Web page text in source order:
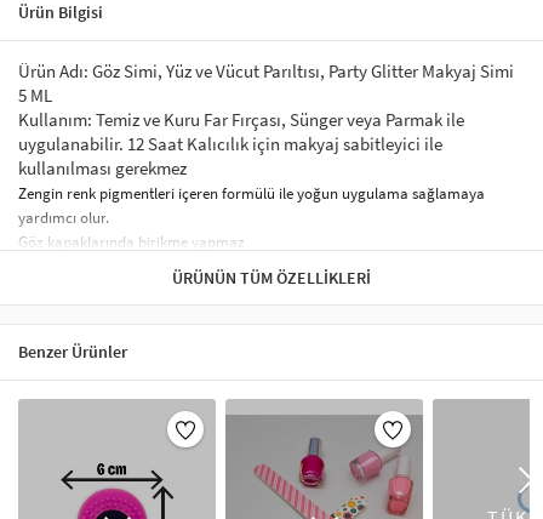
Ürün Bilgisi
Ürün Adı: Göz Simi, Yüz ve Vücut Parıltısı, Party Glitter Makyaj Simi
5 ML
Kullanım: Temiz ve Kuru Far Fırçası, Sünger veya Parmak ile
uygulanabilir. 12 Saat Kalıcılık için makyaj sabitleyici ile
kullanılması gerekmez
Zengin renk pigmentleri içeren formülü ile yoğun uygulama sağlamaya
yardımcı olur.
Göz kapaklarında birikme yapmaz
Gün boyu kalıcı olmayı destekler.
Yüz ve Vücut Parlatıcı Jel Yüz, Göz, Saç için yapıştırıcı sprey
gerektirmez. Parlatıcı-Parıltılı Gölgeli makyaj simi, Saç için parlak
jöle, Cadılar Bayramı, Noel Festivali, Festivaller, doğum günleri,
kına gecesi makyajı için simli makyaj tozları
Sağlıklı ve Güvenlidir. Yüz parıltılı toz, özel payetler ve parıltılı ve
doğal görünümü ile hafiftir ve tahriş edici değildir, altına sürülecek
baz veya astar ile daha uzun kalıcılık sağlayabilirsiniz.Doğrudan
cilde uygulanıp yapıştırılabilir.
Holografik payetler jel %100 güvenlidir ve tahriş etmez, makyajı
ÜRÜNÜN TÜM ÖZELLIKLERI
Benzer Ürünler